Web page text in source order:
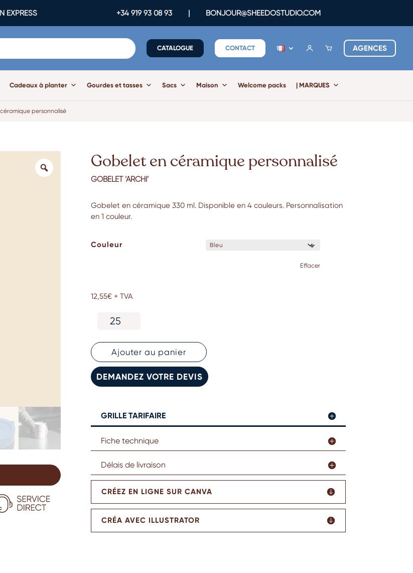
+34 919 93 08 93 | BONJOUR@SHEEDOSTUDIO.COM
CATALOGUE CONTACT AGENCES
Cadeaux à planter Gourdes et tasses Sacs Maison Welcome packs | MARQUES
personnalisé
Gobelet en céramique personnalisé
GOBELET ‘ARCHI’
Gobelet en céramique 330 ml. Disponible en 4 couleurs. Personnalisation
en 1 couleur.
Couleur
Effacer
12,55€ + TVA
céramique
personnalisé
Ajouter au panier
DEMANDEZ VOTRE DEVIS
GRILLE TARIFAIRE
Fiche technique
Délais de livraison
CRÉEZ EN LIGNE SUR CANVA
CRÉA AVEC ILLUSTRATOR